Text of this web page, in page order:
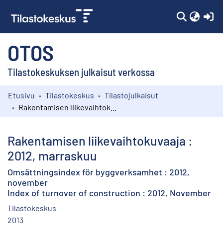
OTOS
Tilastokeskuksen julkaisut verkossa
Kokoelmat
Etusivu Tilastokeskus
Tilastojulkaisut
Rakentamisen liikevaihtokuvaaja :
2012, marraskuu
Omsättningsindex för byggverksamhet : 2012,
november
Index of turnover of construction : 2012, November
Tilastokeskus
2013